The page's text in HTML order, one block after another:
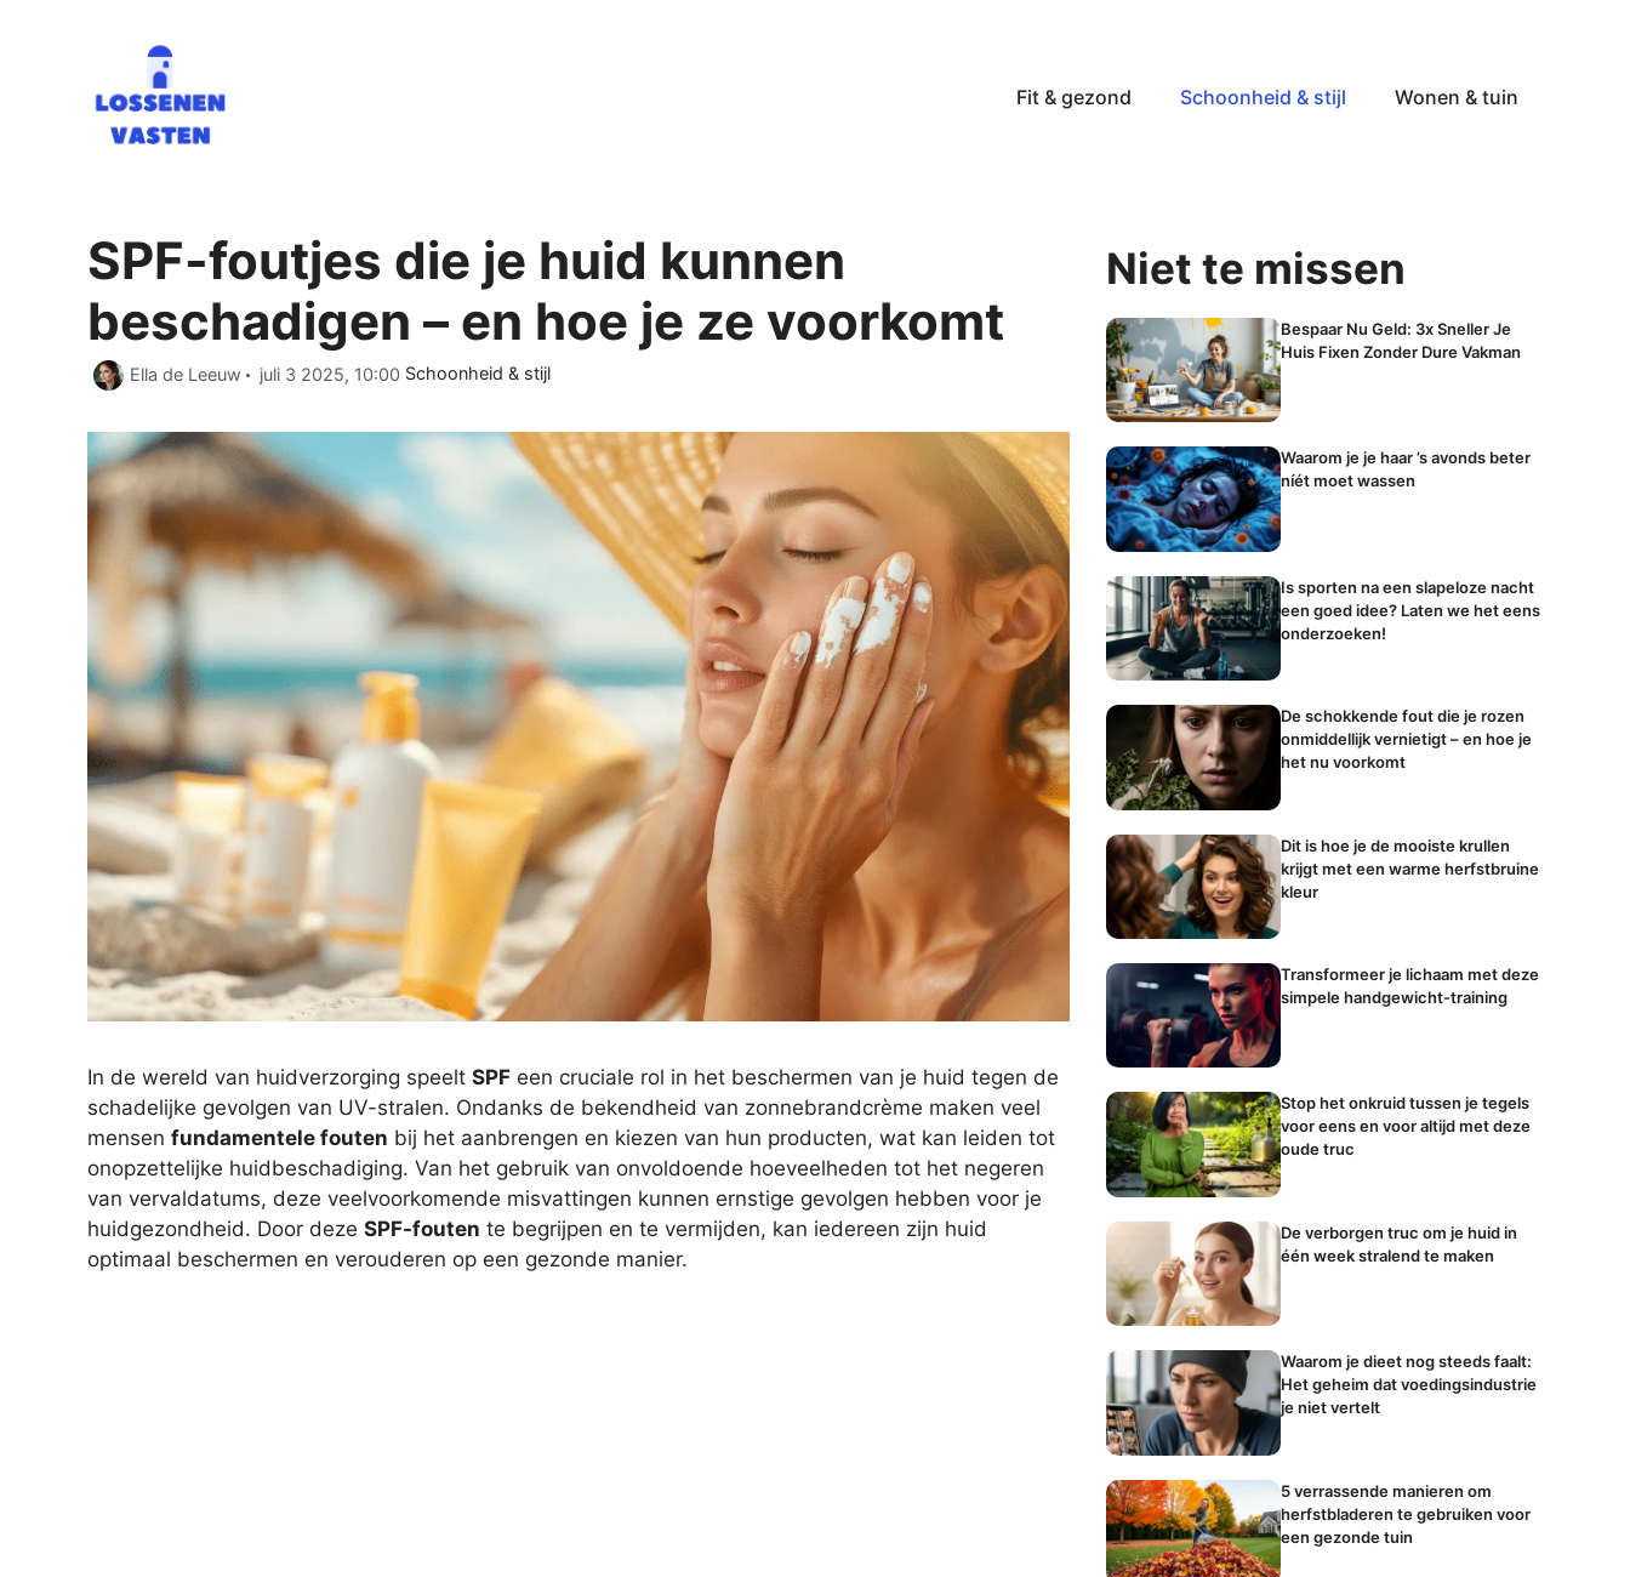
Fit & gezond Schoonheid & stijl Wonen & tuin
SPF-foutjes die je huid kunnen
beschadigen – en hoe je ze voorkomt
Ella de Leeuw juli 3 2025, 10:00 Categorieën
Schoonheid & stijl
In de wereld van huidverzorging speelt SPF een cruciale rol in het beschermen van je huid tegen de
schadelijke gevolgen van UV-stralen. Ondanks de bekendheid van zonnebrandcrème maken veel
mensen fundamentele fouten bij het aanbrengen en kiezen van hun producten, wat kan leiden tot
onopzettelijke huidbeschadiging. Van het gebruik van onvoldoende hoeveelheden tot het negeren
van vervaldatums, deze veelvoorkomende misvattingen kunnen ernstige gevolgen hebben voor je
huidgezondheid. Door deze SPF-fouten te begrijpen en te vermijden, kan iedereen zijn huid
optimaal beschermen en verouderen op een gezonde manier.
Niet te missen
Bespaar Nu Geld: 3x Sneller Je
Huis Fixen Zonder Dure Vakman
Waarom je je haar ’s avonds beter
níét moet wassen
Is sporten na een slapeloze nacht
een goed idee? Laten we het eens
onderzoeken!
De schokkende fout die je rozen
onmiddellijk vernietigt – en hoe je
het nu voorkomt
Dit is hoe je de mooiste krullen
krijgt met een warme herfstbruine
kleur
Transformeer je lichaam met deze
simpele handgewicht-training
Stop het onkruid tussen je tegels
voor eens en voor altijd met deze
oude truc
De verborgen truc om je huid in
één week stralend te maken
Waarom je dieet nog steeds faalt:
Het geheim dat voedingsindustrie
je niet vertelt
5 verrassende manieren om
herfstbladeren te gebruiken voor
een gezonde tuin